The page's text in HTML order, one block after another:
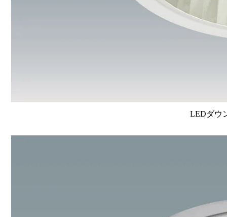
LEDダウ